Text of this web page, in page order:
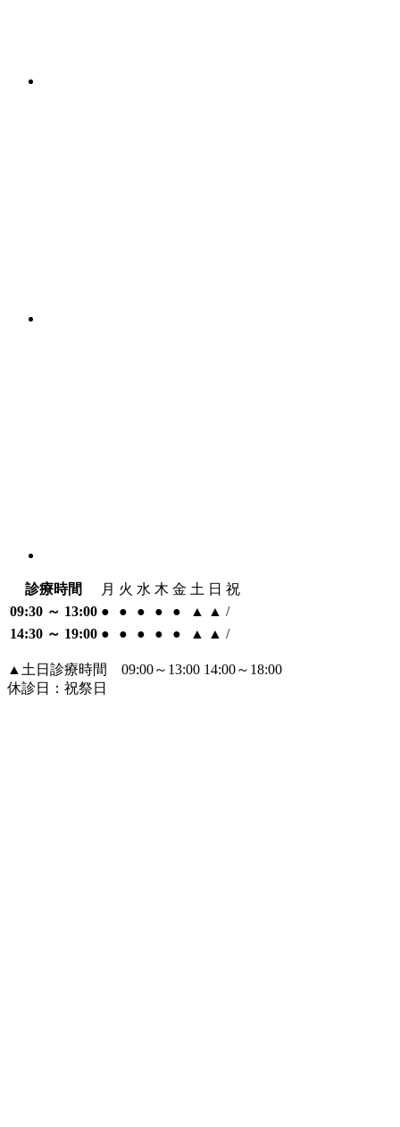
診療時間 月 火 水 木 金 土 日 祝
09:30 ～ 13:00 ● ● ● ● ● ▲ ▲ /
14:30 ～ 19:00 ● ● ● ● ● ▲ ▲ /
▲ 土日診療時間 09:00～13:00 14:00～18:00
休診日：祝祭日